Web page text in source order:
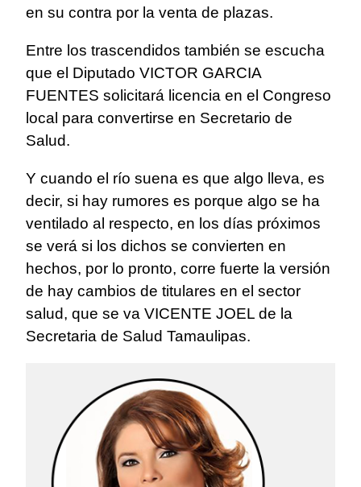
en su contra por la venta de plazas.
Entre los trascendidos también se escucha
que el Diputado VICTOR GARCIA
FUENTES solicitará licencia en el Congreso
local para convertirse en Secretario de
Salud.
Y cuando el río suena es que algo lleva, es
decir, si hay rumores es porque algo se ha
ventilado al respecto, en los días próximos
se verá si los dichos se convierten en
hechos, por lo pronto, corre fuerte la versión
de hay cambios de titulares en el sector
salud, que se va VICENTE JOEL de la
Secretaria de Salud Tamaulipas.